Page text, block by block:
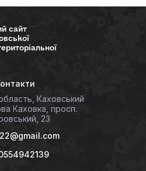
сайт
Каховський
Каховка, просп.
23